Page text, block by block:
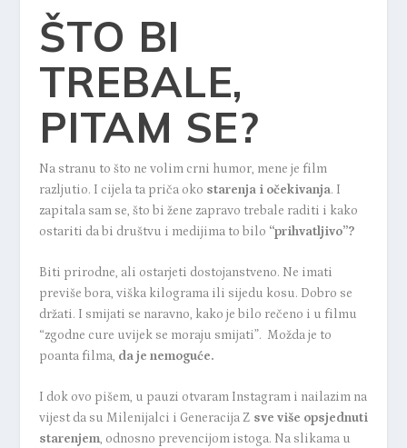
ŠTO BI
TREBALE,
PITAM SE?
Na stranu to što ne volim crni humor, mene je film
razljutio. I cijela ta priča oko starenja i očekivanja. I
zapitala sam se, što bi žene zapravo trebale raditi i kako
ostariti da bi društvu i medijima to bilo “prihvatljivo”?
Biti prirodne, ali ostarjeti dostojanstveno. Ne imati
previše bora, viška kilograma ili sijedu kosu. Dobro se
držati. I smijati se naravno, kako je bilo rečeno i u filmu
“zgodne cure uvijek se moraju smijati”. Možda je to
poanta filma, da je nemoguće.
I dok ovo pišem, u pauzi otvaram Instagram i nailazim na
vijest da su Milenijalci i Generacija Z sve više opsjednuti
starenjem, odnosno prevencijom istoga. Na slikama u